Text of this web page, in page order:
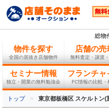
総物
物件を探す
全国の居抜き店舗物件
店舗の売
無料査定・譲渡
セミナー情報
独立・開業の無料勉強会
フランチャ
FC情報の比較・
トップ 東京都板橋区 スケルトン(